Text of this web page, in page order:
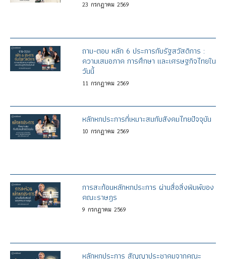
23 กรกฎาคม 2569
ถาม-ตอบ หลัก 6 ประการกับรัฐสวัสดิการ :
ความเสมอภาค การศึกษา และเศรษฐกิจไทยใน
วันนี้
11 กรกฎาคม 2569
หลักหกประการที่เหมาะสมกับสังคมไทยปัจจุบัน
10 กรกฎาคม 2569
การสะท้อนหลักหกประการ ผ่านสื่อสิ่งพิมพ์ของ
คณะราษฎร
9 กรกฎาคม 2569
หลักหกประการ สัญญาประชาคมจากคณะ